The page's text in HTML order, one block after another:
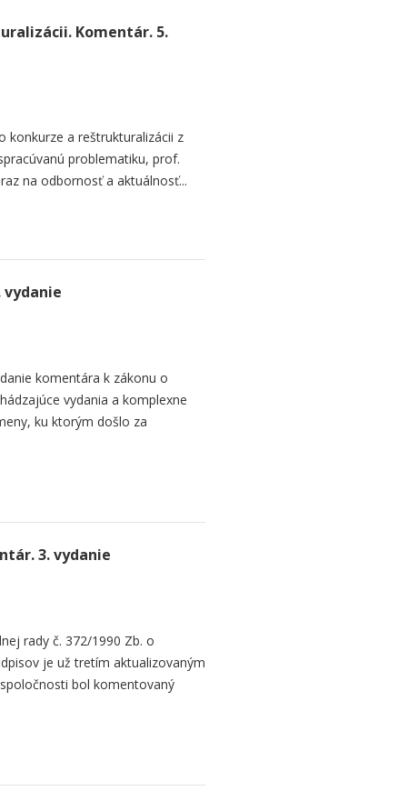
Komentár. 5.
konkurze a reštrukturalizácii z
problematiku, prof.
na odbornosť a aktuálnosť...
vydanie
komentára k zákonu o
vydania a komplexne
ku ktorým došlo za
3. vydanie
rady č. 372/1990 Zb. o
je už tretím aktualizovaným
bol komentovaný